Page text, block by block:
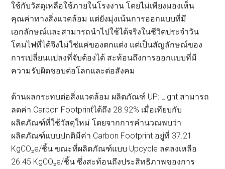
ใช้กับวัสดุเหลือใช้ภายในโรงงาน โดยไม่เพียงมองเห็น
คุณค่าทางสิ่งแวดล้อม แต่ยังมุ่งเน้นการออกแบบที่มี
เอกลักษณ์และสามารถนำไปใช้ได้จริงในชีวิตประจำวัน
โคมไฟที่ได้จึงไม่ใช่แค่ของตกแต่ง แต่เป็นสัญลักษณ์ของ
การเปลี่ยนแปลงที่จับต้องได้ สะท้อนถึงการออกแบบที่มี
ความรับผิดชอบต่อโลกและต่อสังคม
ด้านผลกระทบต่อสิ่งแวดล้อม ผลิตภัณฑ์ UP: Light สามารถ
ลดค่า Carbon Footprintได้ถึง 28.92% เมื่อเทียบกับ
ผลิตภัณฑ์ที่ใช้วัสดุใหม่ โดยจากการคำนวณพบว่า
ผลิตภัณฑ์แบบปกติมีค่า Carbon Footprint อยู่ที่ 37.21
KgCO₂e/ชิ้น ขณะที่ผลิตภัณฑ์แบบ Upcycle ลดลงเหลือ
26.45 KgCO₂e/ชิ้น ซึ่งสะท้อนถึงประสิทธิภาพของการ